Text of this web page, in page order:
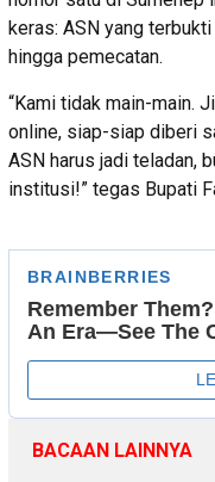
keras: ASN yang
hingga pemecatan.
“Kami tidak main-main.
online, siap-siap diberi
ASN harus jadi teladan,
institusi!” tegas Bupati
BACAAN LAINNYA